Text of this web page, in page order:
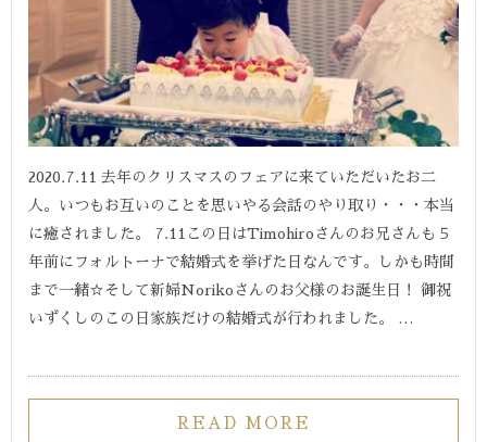
2020.7.11 去年のクリスマスのフェアに来ていただいたお二
人。いつもお互いのことを思いやる会話のやり取り・・・本当
に癒されました。 7.11この日はTimohiroさんのお兄さんも５
年前にフォルトーナで結婚式を挙げた日なんです。しかも時間
まで一緒☆そして新婦Norikoさんのお父様のお誕生日！ 御祝
いずくしのこの日家族だけの結婚式が行われました。 …
READ MORE